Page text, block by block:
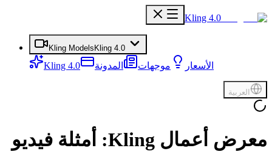
Kling 4.0
Kling Models Kling 4.0
Kling 4.0 الأسعار موجهات المدونة
العربية
معرض أعمال Kling: أمثلة فيديو